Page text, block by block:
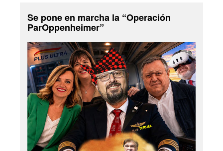
Se pone en marcha la “Operación
ParOppenheimer”